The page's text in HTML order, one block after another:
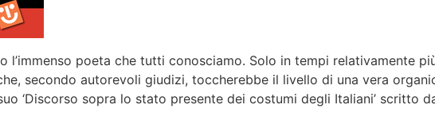
l’immenso poeta che tutti conosciamo. Solo in tempi relativamente
secondo autorevoli giudizi, toccherebbe il livello di una vera
‘Discorso sopra lo stato presente dei costumi degli Italiani’ scritto